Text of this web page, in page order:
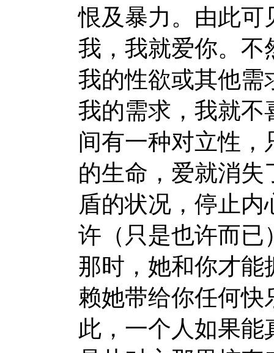
恨及暴力。由此可
我，我就爱你。不
我的性欲或其他需
我的需求，我就不
间有一种对立性
的生命，爱就消
盾的状况，停止
许（只是也许而已
那时，她和你才能
赖她带给你任何
此，一个人如果